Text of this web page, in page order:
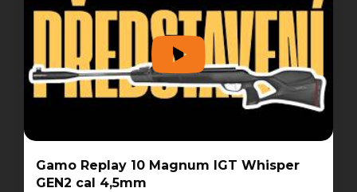
Gamo Replay 10 Magnum IGT Whisper
GEN2 cal 4,5mm